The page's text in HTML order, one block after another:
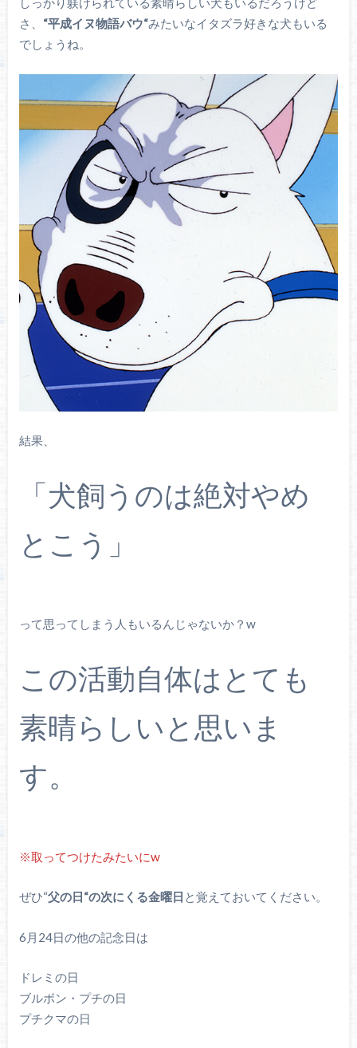
さ、 “平成イヌ物語バウ“みたいなイタズラ好きな犬もいる
でしょうね。
結果、
「犬飼うのは絶対やめ
とこう」
って思ってしまう人もいるんじゃないか？w
この活動自体はとても
素晴らしいと思いま
す。
※取ってつけたみたいにw
ぜひ“父の日“の次にくる金曜日 と覚えておいてください。
6月24日の他の記念日は
ドレミの日
ブルボン・プチの日
プチクマの日